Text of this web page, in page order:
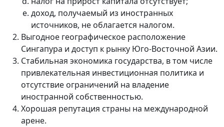
доход, получаемый из иностранных
источников, не облагается налогом.
Выгодное географическое расположение
Сингапура и доступ к рынку Юго-Восточной Азии.
Стабильная экономика государства, в том числе
привлекательная инвестиционная политика и
отсутствие ограничений на владение
иностранной собственностью.
Хорошая репутация страны на международной
арене.